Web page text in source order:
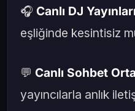
🎧 Canlı DJ Yayınları
eşliğinde kesintisiz
💬 Canlı Sohbet
yayıncılarla anlık